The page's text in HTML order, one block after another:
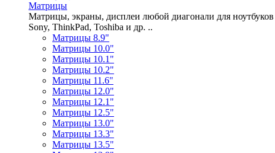
Матрицы
Матрицы, экраны, дисплеи любой диагонали для
Sony, ThinkPad, Toshiba и др. ..
Матрицы 8.9"
Матрицы 10.0"
Матрицы 10.1"
Матрицы 10.2"
Матрицы 11.6"
Матрицы 12.0"
Матрицы 12.1"
Матрицы 12.5"
Матрицы 13.0"
Матрицы 13.3"
Матрицы 13.5"